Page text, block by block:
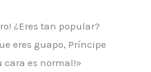
¿Eres tan popular?
eres guapo, Príncipe
cara es normal!»